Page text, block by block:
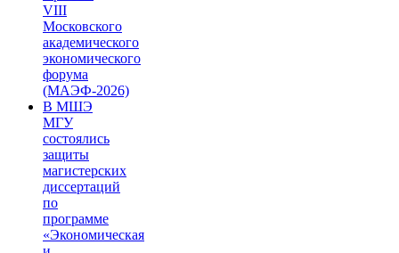
VIII
Московского
академического
экономического
форума
(МАЭФ-2026)
В МШЭ
МГУ
состоялись
защиты
магистерских
диссертаций
по
программе
«Экономическая